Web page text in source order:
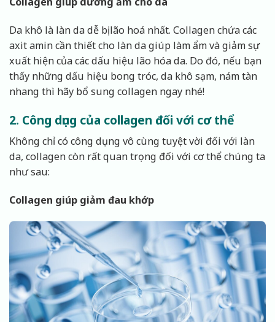
Da khô là làn da dễ bị lão hoá nhất. Collagen chứa các
axit amin cần thiết cho làn da giúp làm ẩm và giảm sự
xuất hiện của các dấu hiệu lão hóa da. Do đó, nếu bạn
thấy những dấu hiệu bong tróc, da khô sạm, nám tàn
nhang thì hãy bổ sung collagen ngay nhé!
2. Công dụng của collagen đối với cơ thể
Không chỉ có công dụng vô cùng tuyệt vời đối với làn
da, collagen còn rất quan trọng đối với cơ thể chúng ta
như sau:
Collagen giúp giảm đau khớp